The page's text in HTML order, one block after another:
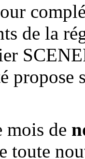
de la
de
toute